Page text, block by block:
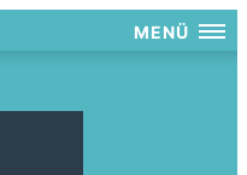
MENÜ